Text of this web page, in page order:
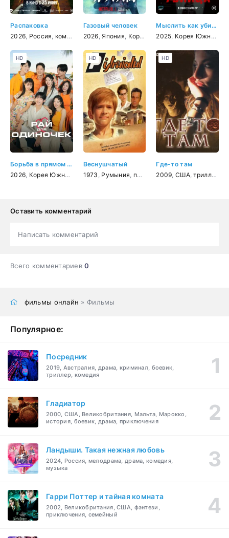
Распаковка
2026 Россия комедия
Газовый человек
2026 Япония Корея Южная детектив,
Мыслить как убийца
2025 Корея Южная
Борьба в прямом эфире
2026 Корея Южная реальное ТВ,мелодрама
HD
Веснушчатый
1973 Румыния приключения
HD
Где-то там
2009 США,триллер
HD
Оставить комментарий
Написать комментарий
Всего комментариев0
фильмы онлайн » Фильмы
Популярное:
Посредник
2019, Австралия, драма, криминал, боевик,
триллер, комедия
Гладиатор
2000, США, Великобритания, Мальта, Марокко,
история, боевик, драма, приключения
Ландыши. Такая нежная любовь
2024, Россия, мелодрама, драма, комедия,
музыка
Гарри Поттер и тайная комната
2002, Великобритания, США, фэнтези,
приключения, семейный